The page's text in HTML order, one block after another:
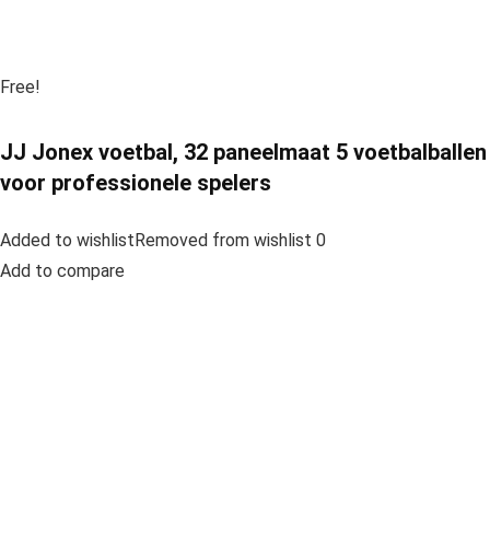
Free!
JJ Jonex voetbal, 32 paneelmaat 5 voetbalballen
voor professionele spelers
Added to wishlistRemoved from wishlist 0
Add to compare